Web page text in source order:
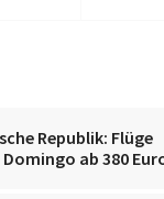
Republik: Flüge
ab 380